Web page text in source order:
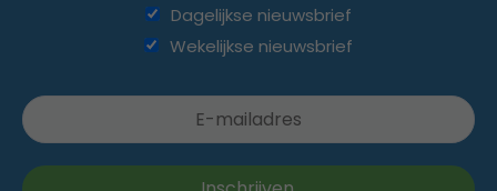
Dagelijkse nieuwsbrief
Wekelijkse nieuwsbrief